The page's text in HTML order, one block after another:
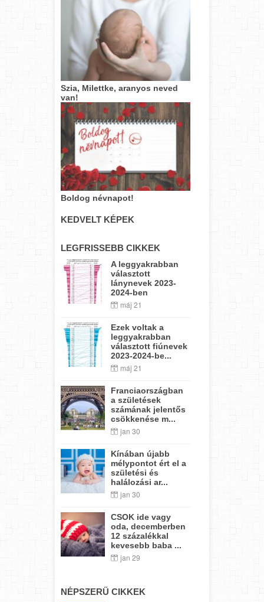
Szia, Milettke, aranyos neved
van!
Boldog névnapot!
KEDVELT KÉPEK
LEGFRISSEBB CIKKEK
A leggyakrabban
választott
lánynevek 2023-
2024-ben
máj 21
Ezek voltak a
leggyakrabban
választott fiúnevek
2023-2024-be...
máj 21
Franciaországban
a születések
számának jelentős
csökkenése m...
jan 30
Kínában újabb
mélypontot ért el a
születési és
halálozási ar...
jan 30
CSOK ide vagy
oda, decemberben
12 százalékkal
kevesebb baba ...
jan 29
NÉPSZERŰ CIKKEK